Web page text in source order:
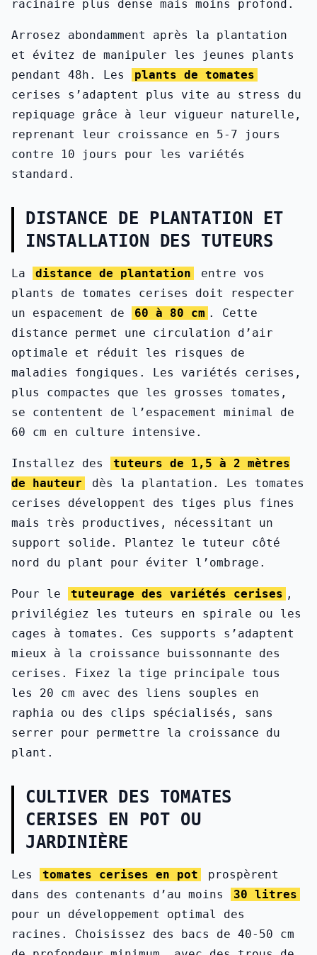
racinaire plus dense mais moins profond.
Arrosez abondamment après la plantation
et évitez de manipuler les jeunes plants
pendant 48h. Les
plants de tomates
cerises s’adaptent plus vite au stress du
repiquage grâce à leur vigueur naturelle,
reprenant leur croissance en 5-7 jours
contre 10 jours pour les variétés
standard.
DISTANCE DE PLANTATION ET
INSTALLATION DES TUTEURS
La distance de plantation
entre vos
plants de tomates cerises doit respecter
un espacement de
60 à 80 cm . Cette
distance permet une circulation d’air
optimale et réduit les risques de
maladies fongiques. Les variétés cerises,
plus compactes que les grosses tomates,
se contentent de l’espacement minimal de
60 cm en culture intensive.
Installez des
tuteurs de 1,5 à 2 mètres
de hauteur
dès la plantation. Les tomates
cerises développent des tiges plus fines
mais très productives, nécessitant un
support solide. Plantez le tuteur côté
nord du plant pour éviter l’ombrage.
Pour le tuteurage des variétés cerises ,
privilégiez les tuteurs en spirale ou les
cages à tomates. Ces supports s’adaptent
mieux à la croissance buissonnante des
cerises. Fixez la tige principale tous
les 20 cm avec des liens souples en
raphia ou des clips spécialisés, sans
serrer pour permettre la croissance du
plant.
CULTIVER DES TOMATES
CERISES EN POT OU
JARDINIÈRE
Les tomates cerises en pot
prospèrent
dans des contenants d’au moins
30 litres
pour un développement optimal des
racines. Choisissez des bacs de 40-50 cm